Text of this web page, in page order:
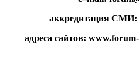
аккредитация СМИ:
адреса сайтов: